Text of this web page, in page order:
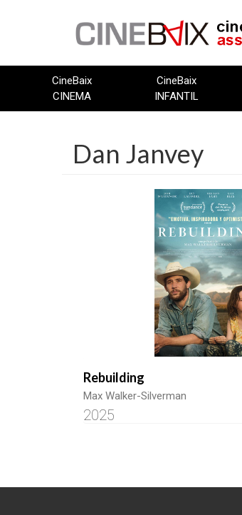
CineBaix
CINEMA
CineBaix
INFANTIL
Dan Janvey
Rebuilding
Max Walker-Silverman
2025